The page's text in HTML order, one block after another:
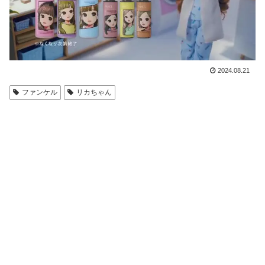
2024.08.21
ファンケル リカちゃん